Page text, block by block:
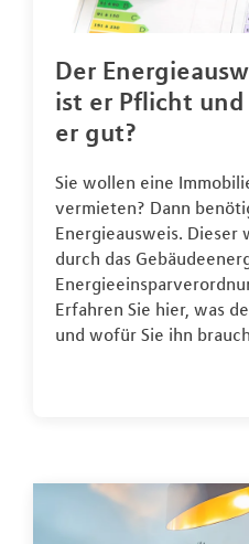
Der
ist er Pflicht
er gut?
Sie wollen eine
vermieten? Dann
Energieausweis. Dieser
durch das
Erfahren Sie hier, was
und wofür Sie ihn